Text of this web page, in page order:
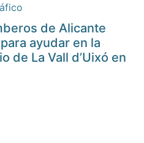
de Alicante
ayudar en la
de La Vall d’Uixó en